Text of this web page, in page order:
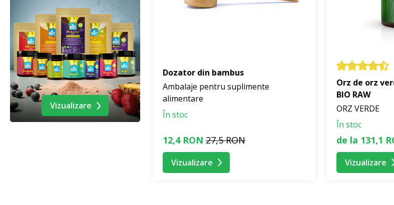
Vizualizare
Dozator din bambus
Ambalaje pentru suplimente
alimentare
În stoc
12,4 RON 27,5 RON
Vizualizare
Orz de orz
BIO RAW
ORZ VERDE
În stoc
de la 131,1
Vizualizare